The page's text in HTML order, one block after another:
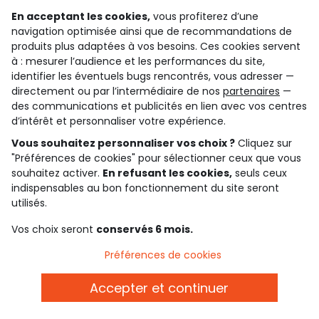
pour remplir facilement les placards de votre baby !),
dans des tailles variées entre la pointure 19 et la
pointure 23.
N'hésitez pas à parcourir notre sélection de sous-
vêtements pour baby boy afin d'offrir de jolis cadeaux
de naissance !
échange et remboursement
sur toute la saison
service client
par whatsapp, e-mail ou
téléphone
carte cadeau
des tonnes de possibilités !
livraison
gratuite dès 10€ d'achats
paiement sécurisé
En acceptant les cookies, vous profiterez d’une
navigation optimisée ainsi que de recommandations de
produits plus adaptées à vos besoins. Ces cookies servent
à : mesurer l’audience et les performances du site,
identifier les éventuels bugs rencontrés, vous adresser —
directement ou par l’intermédiaire de nos partenaires —
des communications et publicités en lien avec vos centres
d’intérêt et personnaliser votre expérience.
Vous souhaitez personnaliser vos choix ? Cliquez sur
"Préférences de cookies" pour sélectionner ceux que vous
souhaitez activer. En refusant les cookies, seuls ceux
indispensables au bon fonctionnement du site seront
utilisés.
Vos choix seront conservés 6 mois.
Préférences de cookies
Accepter et continuer